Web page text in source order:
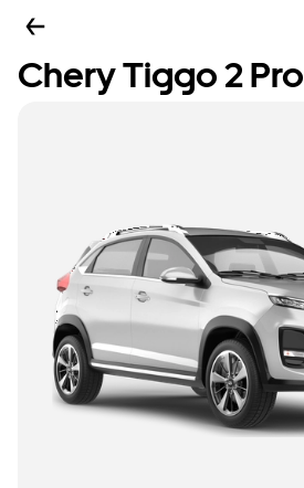
Chery Tiggo 2 Pro